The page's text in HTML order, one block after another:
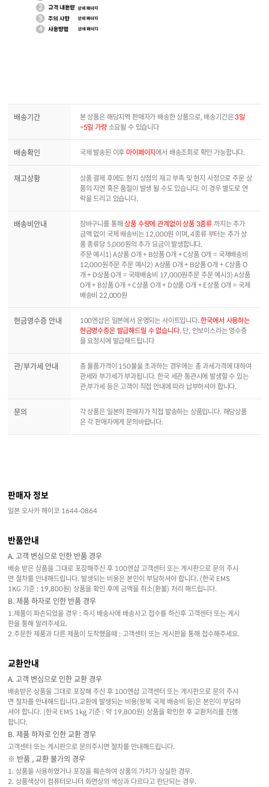
배송기간 본 상품은 해당지역 판매자가 배송한 상품으로, 배송기간은3일
~5일 가량소요될 수 있습니다
배송확인 국제 발송된 이후 마이페이지에서 배송조회로 확인 가능합니다.
재고상황
상품 결제 후에도 현지 상점의 재고 부족 및 현지 사정으로 주문 상
품의 지연 혹은 품절이 발생 될 수도 있습니다. 이 경우 별도로 연
락을 드리고 있습니다.
배송비안내 장바구니를 통해상품 수량에 관계없이 상품 3종류 까지는 추가
금액 없이 국제 배송비는 12,000원 이며, 4종류 부터는 추가 상
품 종류당 5,000원의 추가 요금이 발생합니다.
주문 예시1) A상품 O개 + B상품 O개 + C상품 O개 = 국제배송비
12,000원주문 주문 예시2) A상품 O개 + B상품 O개 + C상품 O
개 + D상품 O개 = 국제배송비 17,000원주문 주문 예시3) A상품
O개 + B상품 O개 + C상품 O개 + D상품 O개 + E상품 O개 = 국제
배송비 22,000원
현금영수증 안내 100엔샵은 일본에서 운영되는 사이트입니다.한국에서 사용하는
현금영수증은 발급해드릴 수 없습니다.단, 인보이스라는 영수증
을 요청시에 발급해드립니다
관/부가세 안내
총 물품가격이 150불을 초과하는 경우에는 총 과세가격에 대하여
관세와 부가세가 부과됩니다. 한국 세관 통관시에 발생할 수 있는
관,부가세 등은 고객이 직접 안내에 따라 납부하셔야 합니다.
문의
각 상품은 일본의 판매자가 직접 발송하는 상품입니다. 해당상품
은 각 판매자에게 문의바랍니다.
판매자 정보
일본 오사카 헤이코 1644-0864
반품안내
A. 고객 변심으로 인한 반품 경우
배송 받은 상품을 그대로 포장해주신 후 100엔샵 고객센터 또는 게시판으로 문의 주시
면 절차를 안내해드립니다. 발생되는 비용은 본인이 부담하셔야 합니다. (한국 EMS
1KG 기준 : 19,800원) 상품을 확인 후에 금액을 취소(환불) 처리 해드립니다.
B. 제품 하자로 인한 반품 경우
1.제품이 파손되었을 경우 : 즉시 배송사에 배송사고 접수를 하신후 고객센터 또는 게시
판을 통해 알려주세요.
2.주문한 제품과 다른 제품이 도착했을때 : 고객센터 또는 게시판을 통해 접수해주세요.
교환안내
A. 고객 변심으로 인한 교환 경우
배송받은 상품을 그대로 포장해 주신 후 100엔샵 고객센터 또는 게시판으로 문의 주시
면 절차를 안내해드립니다.교환에 발생되는 비용(왕복 국제 배송비 등)은 본인이 부담하
셔야 합니다. (한국 EMS 1kg 기준 : 약 19,800원) 상품을 확인한 후 교환처리를 진행
합니다.
B. 제품 하자로 인한 교환 경우
고객센터 또는 게시판으로 문의주시면 절차를 안내해드립니다.
※ 반품 , 교환 불가의 경우
1. 상품을 사용하였거나 포장을 훼손하여 상품의 가치가 상실한 경우.
2. 상품색상이 컴퓨터모니터 화면상의 색상과 다르다고 판단되는 경우.